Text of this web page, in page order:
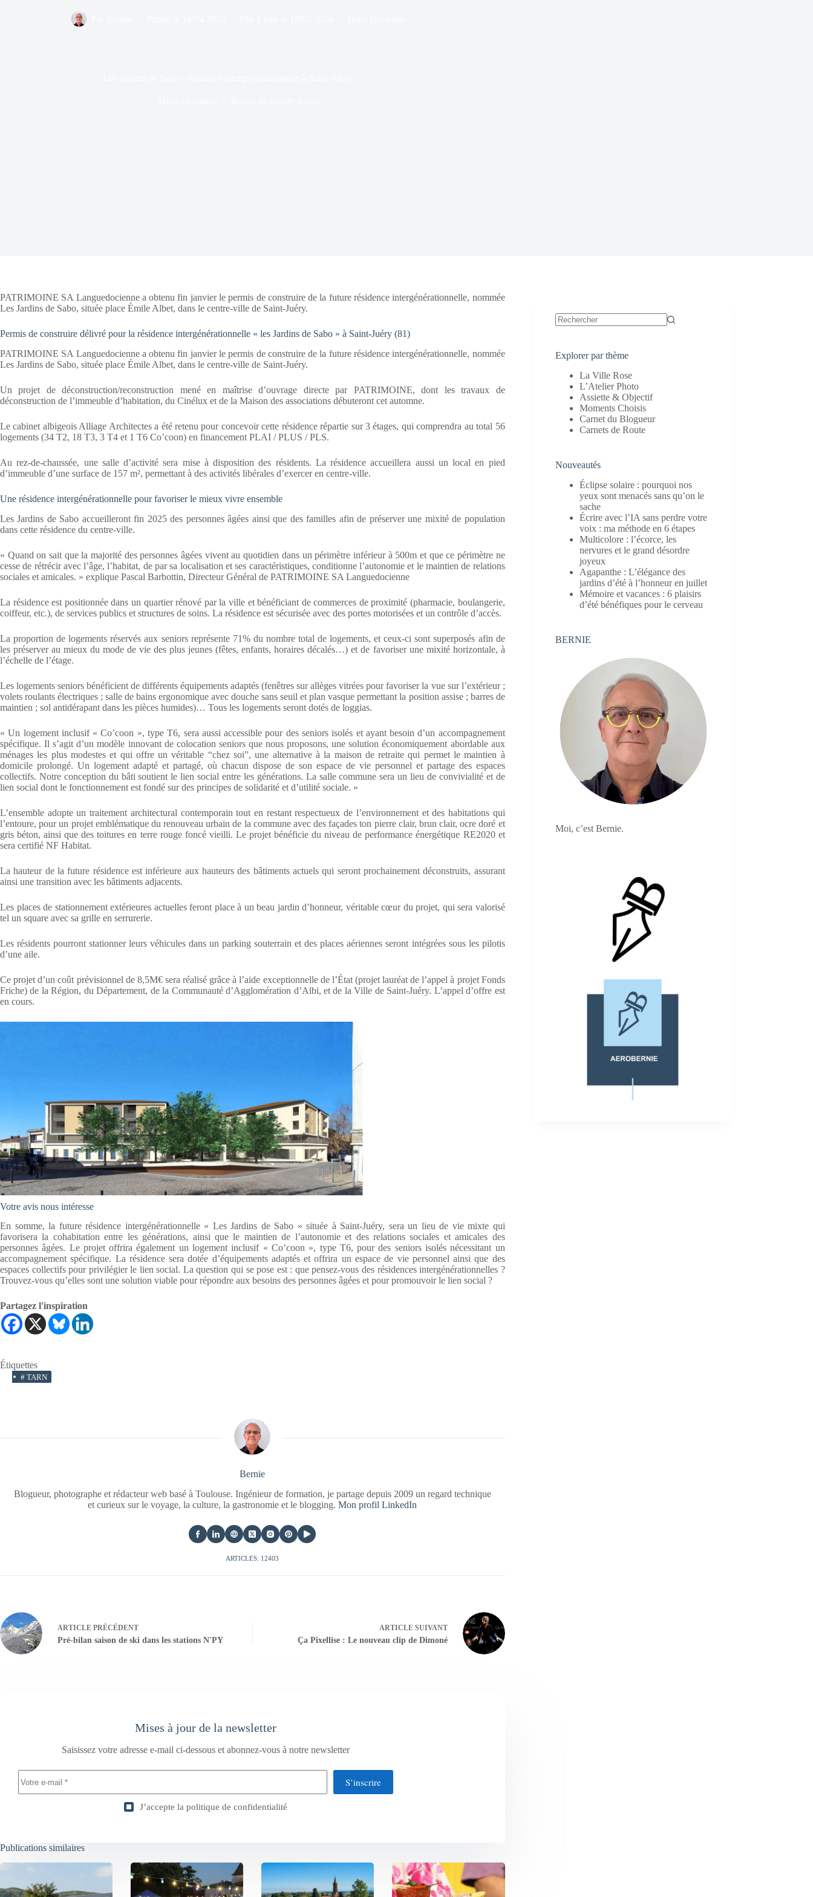
PATRIMOINE SA Languedocienne a obtenu fin janvier le permis de construire de la future résidence intergénérationnelle, nommée
Les Jardins de Sabo, située place Émile Albet, dans le centre-ville de Saint-Juéry.
Permis de construire délivré pour la résidence intergénérationnelle « les Jardins de Sabo » à Saint-Juéry (81)
PATRIMOINE SA Languedocienne a obtenu fin janvier le permis de construire de la future résidence intergénérationnelle, nommée
Les Jardins de Sabo, située place Émile Albet, dans le centre-ville de Saint-Juéry.
Un projet de déconstruction/reconstruction mené en maîtrise d’ouvrage directe par PATRIMOINE, dont les travaux de
déconstruction de l’immeuble d’habitation, du Cinélux et de la Maison des associations débuteront cet automne.
Le cabinet albigeois Alliage Architectes a été retenu pour concevoir cette résidence répartie sur 3 étages, qui comprendra au total 56
logements (34 T2, 18 T3, 3 T4 et 1 T6 Co’coon) en financement PLAI / PLUS / PLS.
Au rez-de-chaussée, une salle d’activité sera mise à disposition des résidents. La résidence accueillera aussi un local en pied
d’immeuble d’une surface de 157 m², permettant à des activités libérales d’exercer en centre-ville.
Une résidence intergénérationnelle pour favoriser le mieux vivre ensemble
Les Jardins de Sabo accueilleront fin 2025 des personnes âgées ainsi que des familles afin de préserver une mixité de population
dans cette résidence du centre-ville.
« Quand on sait que la majorité des personnes âgées vivent au quotidien dans un périmètre inférieur à 500m et que ce périmètre ne
cesse de rétrécir avec l’âge, l’habitat, de par sa localisation et ses caractéristiques, conditionne l’autonomie et le maintien de relations
sociales et amicales. » explique Pascal Barbottin, Directeur Général de PATRIMOINE SA Languedocienne
La résidence est positionnée dans un quartier rénové par la ville et bénéficiant de commerces de proximité (pharmacie, boulangerie,
coiffeur, etc.), de services publics et structures de soins. La résidence est sécurisée avec des portes motorisées et un contrôle d’accès.
La proportion de logements réservés aux seniors représente 71% du nombre total de logements, et ceux-ci sont superposés afin de
les préserver au mieux du mode de vie des plus jeunes (fêtes, enfants, horaires décalés…) et de favoriser une mixité horizontale, à
l’échelle de l’étage.
Les logements seniors bénéficient de différents équipements adaptés (fenêtres sur allèges vitrées pour favoriser la vue sur l’extérieur ;
volets roulants électriques ; salle de bains ergonomique avec douche sans seuil et plan vasque permettant la position assise ; barres de
maintien ; sol antidérapant dans les pièces humides)… Tous les logements seront dotés de loggias.
« Un logement inclusif « Co’coon », type T6, sera aussi accessible pour des seniors isolés et ayant besoin d’un accompagnement
spécifique. Il s’agit d’un modèle innovant de colocation seniors que nous proposons, une solution économiquement abordable aux
ménages les plus modestes et qui offre un véritable “chez soi”, une alternative à la maison de retraite qui permet le maintien à
domicile prolongé. Un logement adapté et partagé, où chacun dispose de son espace de vie personnel et partage des espaces
collectifs. Notre conception du bâti soutient le lien social entre les générations. La salle commune sera un lieu de convivialité et de
lien social dont le fonctionnement est fondé sur des principes de solidarité et d’utilité sociale. »
L’ensemble adopte un traitement architectural contemporain tout en restant respectueux de l’environnement et des habitations qui
l’entoure, pour un projet emblématique du renouveau urbain de la commune avec des façades ton pierre clair, brun clair, ocre doré et
gris béton, ainsi que des toitures en terre rouge foncé vieilli. Le projet bénéficie du niveau de performance énergétique RE2020 et
sera certifié NF Habitat.
La hauteur de la future résidence est inférieure aux hauteurs des bâtiments actuels qui seront prochainement déconstruits, assurant
ainsi une transition avec les bâtiments adjacents.
Les places de stationnement extérieures actuelles feront place à un beau jardin d’honneur, véritable cœur du projet, qui sera valorisé
tel un square avec sa grille en serrurerie.
Les résidents pourront stationner leurs véhicules dans un parking souterrain et des places aériennes seront intégrées sous les pilotis
d’une aile.
Ce projet d’un coût prévisionnel de 8,5M€ sera réalisé grâce à l’aide exceptionnelle de l’État (projet lauréat de l’appel à projet Fonds
Friche) de la Région, du Département, de la Communauté d’Agglomération d’Albi, et de la Ville de Saint-Juéry. L’appel d’offre est
en cours.
Votre avis nous intéresse
En somme, la future résidence intergénérationnelle « Les Jardins de Sabo » située à Saint-Juéry, sera un lieu de vie mixte qui
favorisera la cohabitation entre les générations, ainsi que le maintien de l’autonomie et des relations sociales et amicales des
personnes âgées. Le projet offrira également un logement inclusif « Co’coon », type T6, pour des seniors isolés nécessitant un
accompagnement spécifique. La résidence sera dotée d’équipements adaptés et offrira un espace de vie personnel ainsi que des
espaces collectifs pour privilégier le lien social. La question qui se pose est : que pensez-vous des résidences intergénérationnelles ?
Trouvez-vous qu’elles sont une solution viable pour répondre aux besoins des personnes âgées et pour promouvoir le lien social ?
Partagez l'inspiration
Étiquettes
# TARN
Bernie
Blogueur, photographe et rédacteur web basé à Toulouse. Ingénieur de formation, je partage depuis 2009 un regard technique
et curieux sur le voyage, la culture, la gastronomie et le blogging.Mon profil LinkedIn
ARTICLES: 12403
ARTICLE PRÉCÉDENT
Pré-bilan saison de ski dans les stations N'PY
ARTICLESUIVANT
Ça Pixellise : Le nouveau clip de Dimoné
Mises à jour de la newsletter
Saisissez votre adresse e-mail ci-dessous et abonnez-vous à notre newsletter
S’inscrire
J’accepte la politique de confidentialité
Publications similaires
Explorer par thème
La Ville Rose
L’Atelier Photo
Assiette & Objectif
Moments Choisis
Carnet du Blogueur
Carnets de Route
Nouveautés
Éclipse solaire : pourquoi nos
yeux sont menacés sans qu’on le
sache
Écrire avec l’IA sans perdre votre
voix : ma méthode en 6 étapes
Multicolore : l’écorce, les
nervures et le grand désordre
joyeux
Agapanthe : L’élégance des
jardins d’été à l’honneur en juillet
Mémoire et vacances : 6 plaisirs
d’été bénéfiques pour le cerveau
BERNIE
Moi, c’est Bernie.